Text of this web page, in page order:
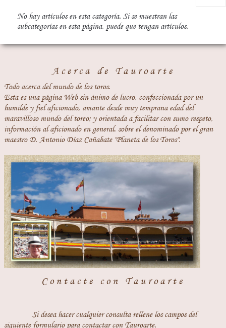
No hay artículos en esta categoría. Si se muestran las
subcategorías en esta página, puede que tengan artículos.
Acerca de Tauroarte
Todo acerca del mundo de los toros.
Esta es una página Web sin ánimo de lucro, confeccionada por un
humilde y fiel aficionado, amante desde muy temprana edad del
maravilloso mundo del toreo; y orientada a facilitar con sumo respeto,
información al aficionado en general, sobre el denominado por el gran
maestro D. Antonio Díaz Cañabate "Planeta de los Toros".
Contacte con Tauroarte
Si desea hacer cualquier consulta rellene los campos del
siguiente formulario para contactar con Tauroarte.